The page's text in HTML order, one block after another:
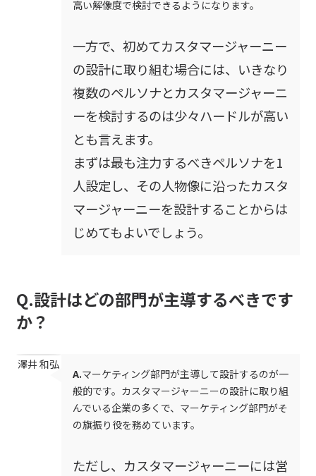
高い解像度で検討できるようになります。
一方で、初めてカスタマージャーニー
の設計に取り組む場合には、いきなり
複数のペルソナとカスタマージャーニ
ーを検討するのは少々ハードルが高い
とも言えます。
まずは最も注力するべきペルソナを1
人設定し、その人物像に沿ったカスタ
マージャーニーを設計することからは
じめてもよいでしょう。
Q.設計はどの部門が主導するべきです
か？
澤井 和弘
A.マーケティング部門が主導して設計するのが一
般的です。カスタマージャーニーの設計に取り組
んでいる企業の多くで、マーケティング部門がそ
の旗振り役を務めています。
ただし、カスタマージャーニーには営